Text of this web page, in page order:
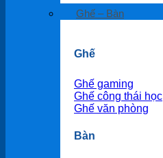
Ghế – Bàn
Ghế
Ghế gaming
Ghế công thái học
Ghế văn phòng
Bàn